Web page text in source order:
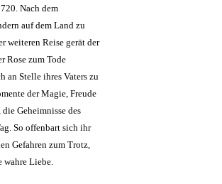
Nach dem
auf dem Land zu
weiteren Reise gerät der
Rose zum Tode
an Stelle ihres Vaters zu
der Magie, Freude
Geheimnisse des
So offenbart sich ihr
Gefahren zum Trotz,
Liebe.